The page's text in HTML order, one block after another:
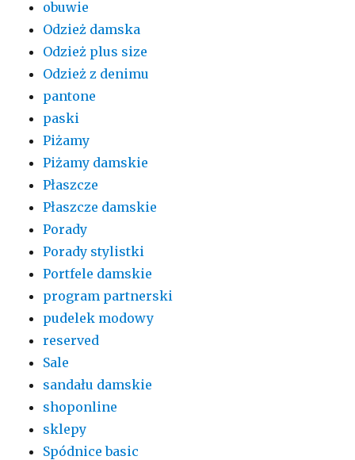
obuwie
Odzież damska
Odzież plus size
Odzież z denimu
pantone
paski
Piżamy
Piżamy damskie
Płaszcze
Płaszcze damskie
Porady
Porady stylistki
Portfele damskie
program partnerski
pudelek modowy
reserved
Sale
sandału damskie
shoponline
sklepy
Spódnice basic